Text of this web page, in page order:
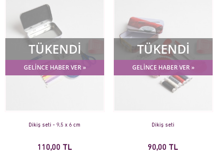
TÜKENDİ
GELİNCE HABER VER »
Dikiş seti - 9,5 x 6 cm
110,00 TL
TÜKENDİ
GELİNCE HABER VER »
Dikiş seti
90,00 TL